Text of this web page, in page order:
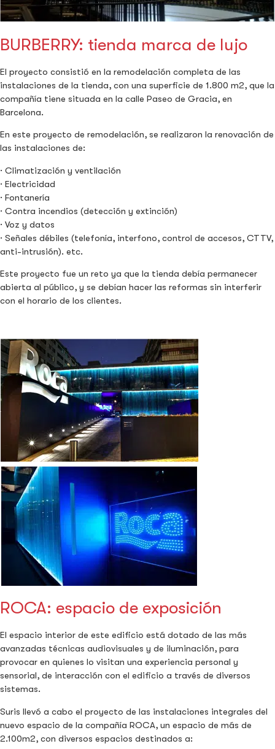
BURBERRY: tienda marca de lujo
El proyecto consistió en la remodelación completa de las
instalaciones de la tienda, con una superficie de 1.800 m2, que la
compañía tiene situada en la calle Paseo de Gracia, en
Barcelona.
En este proyecto de remodelación, se realizaron la renovación de
las instalaciones de:
· Climatización y ventilación
· Electricidad
· Fontanería
· Contra incendios (detección y extinción)
· Voz y datos
· Señales débiles (telefonía, interfono, control de accesos, CTTV,
anti-intrusión). etc.
Este proyecto fue un reto ya que la tienda debía permanecer
abierta al público, y se debían hacer las reformas sin interferir
con el horario de los clientes.
ROCA: espacio de exposición
El espacio interior de este edificio está dotado de las más
avanzadas técnicas audiovisuales y de iluminación, para
provocar en quienes lo visitan una experiencia personal y
sensorial, de interacción con el edificio a través de diversos
sistemas.
Suris llevó a cabo el proyecto de las instalaciones integrales del
nuevo espacio de la compañía ROCA, un espacio de más de
2.100m2, con diversos espacios destinados a: